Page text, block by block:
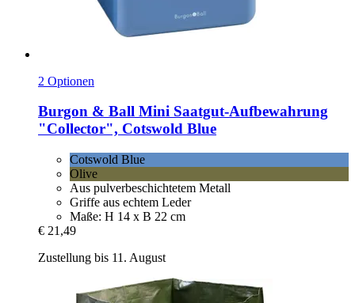
2 Optionen
Burgon & Ball Mini Saatgut-​Aufbewahrung
"Collector", Cotswold Blue
Cotswold Blue
Olive
Aus pulverbeschichtetem Metall
Griffe aus echtem Leder
Maße: H 14 x B 22 cm
€ 21,49
Zustellung bis 11. August